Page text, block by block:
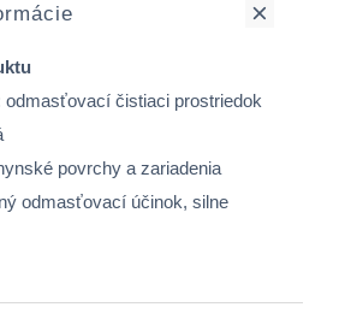
odmasťovací čistiaci prostriedok
povrchy a zariadenia
odmasťovací účinok, silne